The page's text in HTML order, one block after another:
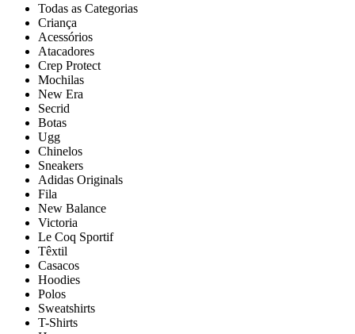
Todas as Categorias
Criança
Acessórios
Atacadores
Crep Protect
Mochilas
New Era
Secrid
Botas
Ugg
Chinelos
Sneakers
Adidas Originals
Fila
New Balance
Victoria
Le Coq Sportif
Têxtil
Casacos
Hoodies
Polos
Sweatshirts
T-Shirts